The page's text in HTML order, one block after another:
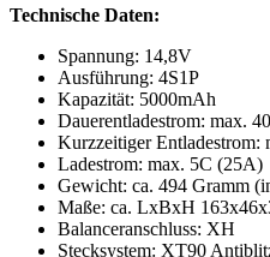
Technische Daten:
Spannung: 14,8V
Ausführung: 4S1P
Kapazität: 5000mAh
Dauerentladestrom: max.
Kurzzeitiger Entladestrom:
Ladestrom: max. 5C (25A)
Gewicht: ca. 494 Gramm
Maße: ca. LxBxH
Balanceranschluss: XH
Stecksystem: XT90